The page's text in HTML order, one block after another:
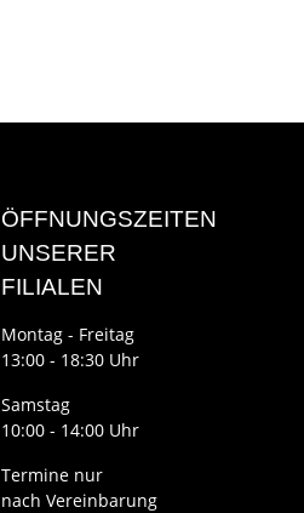
ÖFFNUNGSZEITEN
UNSERER
FILIALEN
Montag - Freitag
13:00 - 18:30 Uhr
Samstag
10:00 - 14:00 Uhr
Termine nur
nach Vereinbarung